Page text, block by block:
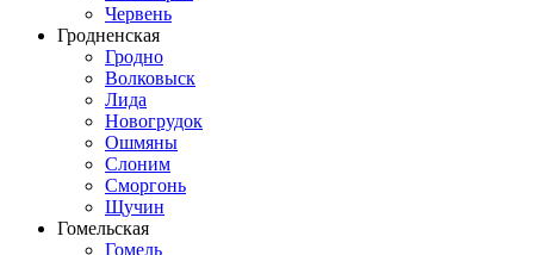
Червень
Гродненская
Гродно
Волковыск
Лида
Новогрудок
Ошмяны
Слоним
Сморгонь
Щучин
Гомельская
Гомель